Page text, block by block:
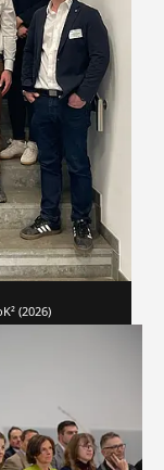
(2026)